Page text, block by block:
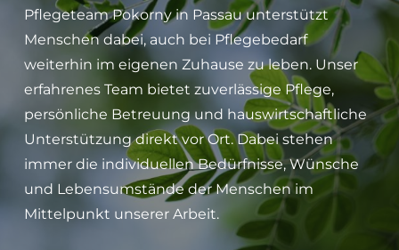
Pflegeteam Pokorny in Passau unterstützt
Menschen dabei, auch bei Pflegebedarf
weiterhin im eigenen Zuhause zu leben. Unser
erfahrenes Team bietet zuverlässige Pflege,
persönliche Betreuung und hauswirtschaftliche
Unterstützung direkt vor Ort. Dabei stehen
immer die individuellen Bedürfnisse, Wünsche
und Lebensumstände der Menschen im
Mittelpunkt unserer Arbeit.